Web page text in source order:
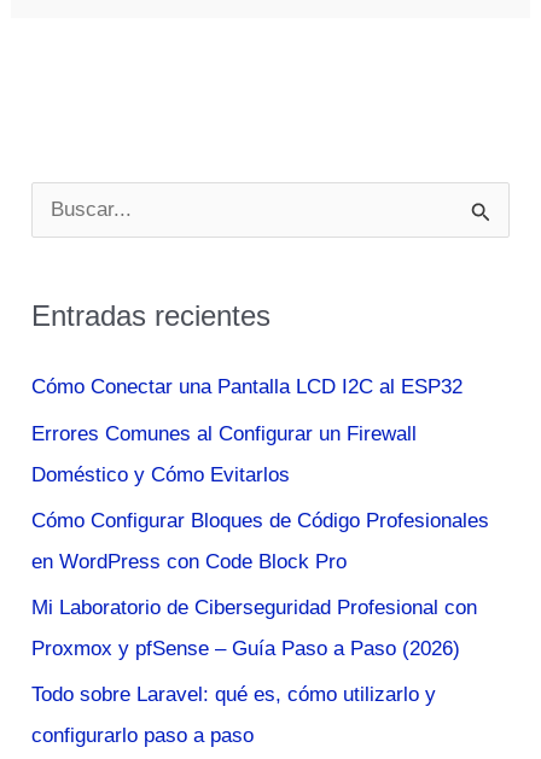
de
autenticación
dos
pasos
(2FA)
u
c
p
o
r
:
Entradas recientes
Cómo Conectar una Pantalla LCD I2C al ESP32
Errores Comunes al Configurar un Firewall
Doméstico y Cómo Evitarlos
Cómo Configurar Bloques de Código Profesionales
en WordPress con Code Block Pro
Mi Laboratorio de Ciberseguridad Profesional con
Proxmox y pfSense – Guía Paso a Paso (2026)
Todo sobre Laravel: qué es, cómo utilizarlo y
configurarlo paso a paso